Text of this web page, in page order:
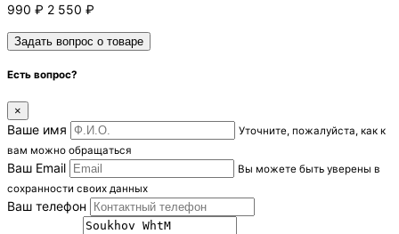
990 ₽ 2 550 ₽
Задать вопрос о товаре
Есть вопрос?
×
Ваше имя
Уточните, пожалуйста, как к
вам можно обращаться
Ваш Email
Вы можете быть уверены в
сохранности своих данных
Ваш телефон